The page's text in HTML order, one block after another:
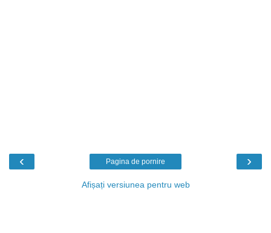
‹ ›
Pagina de pornire
Afișați versiunea pentru web